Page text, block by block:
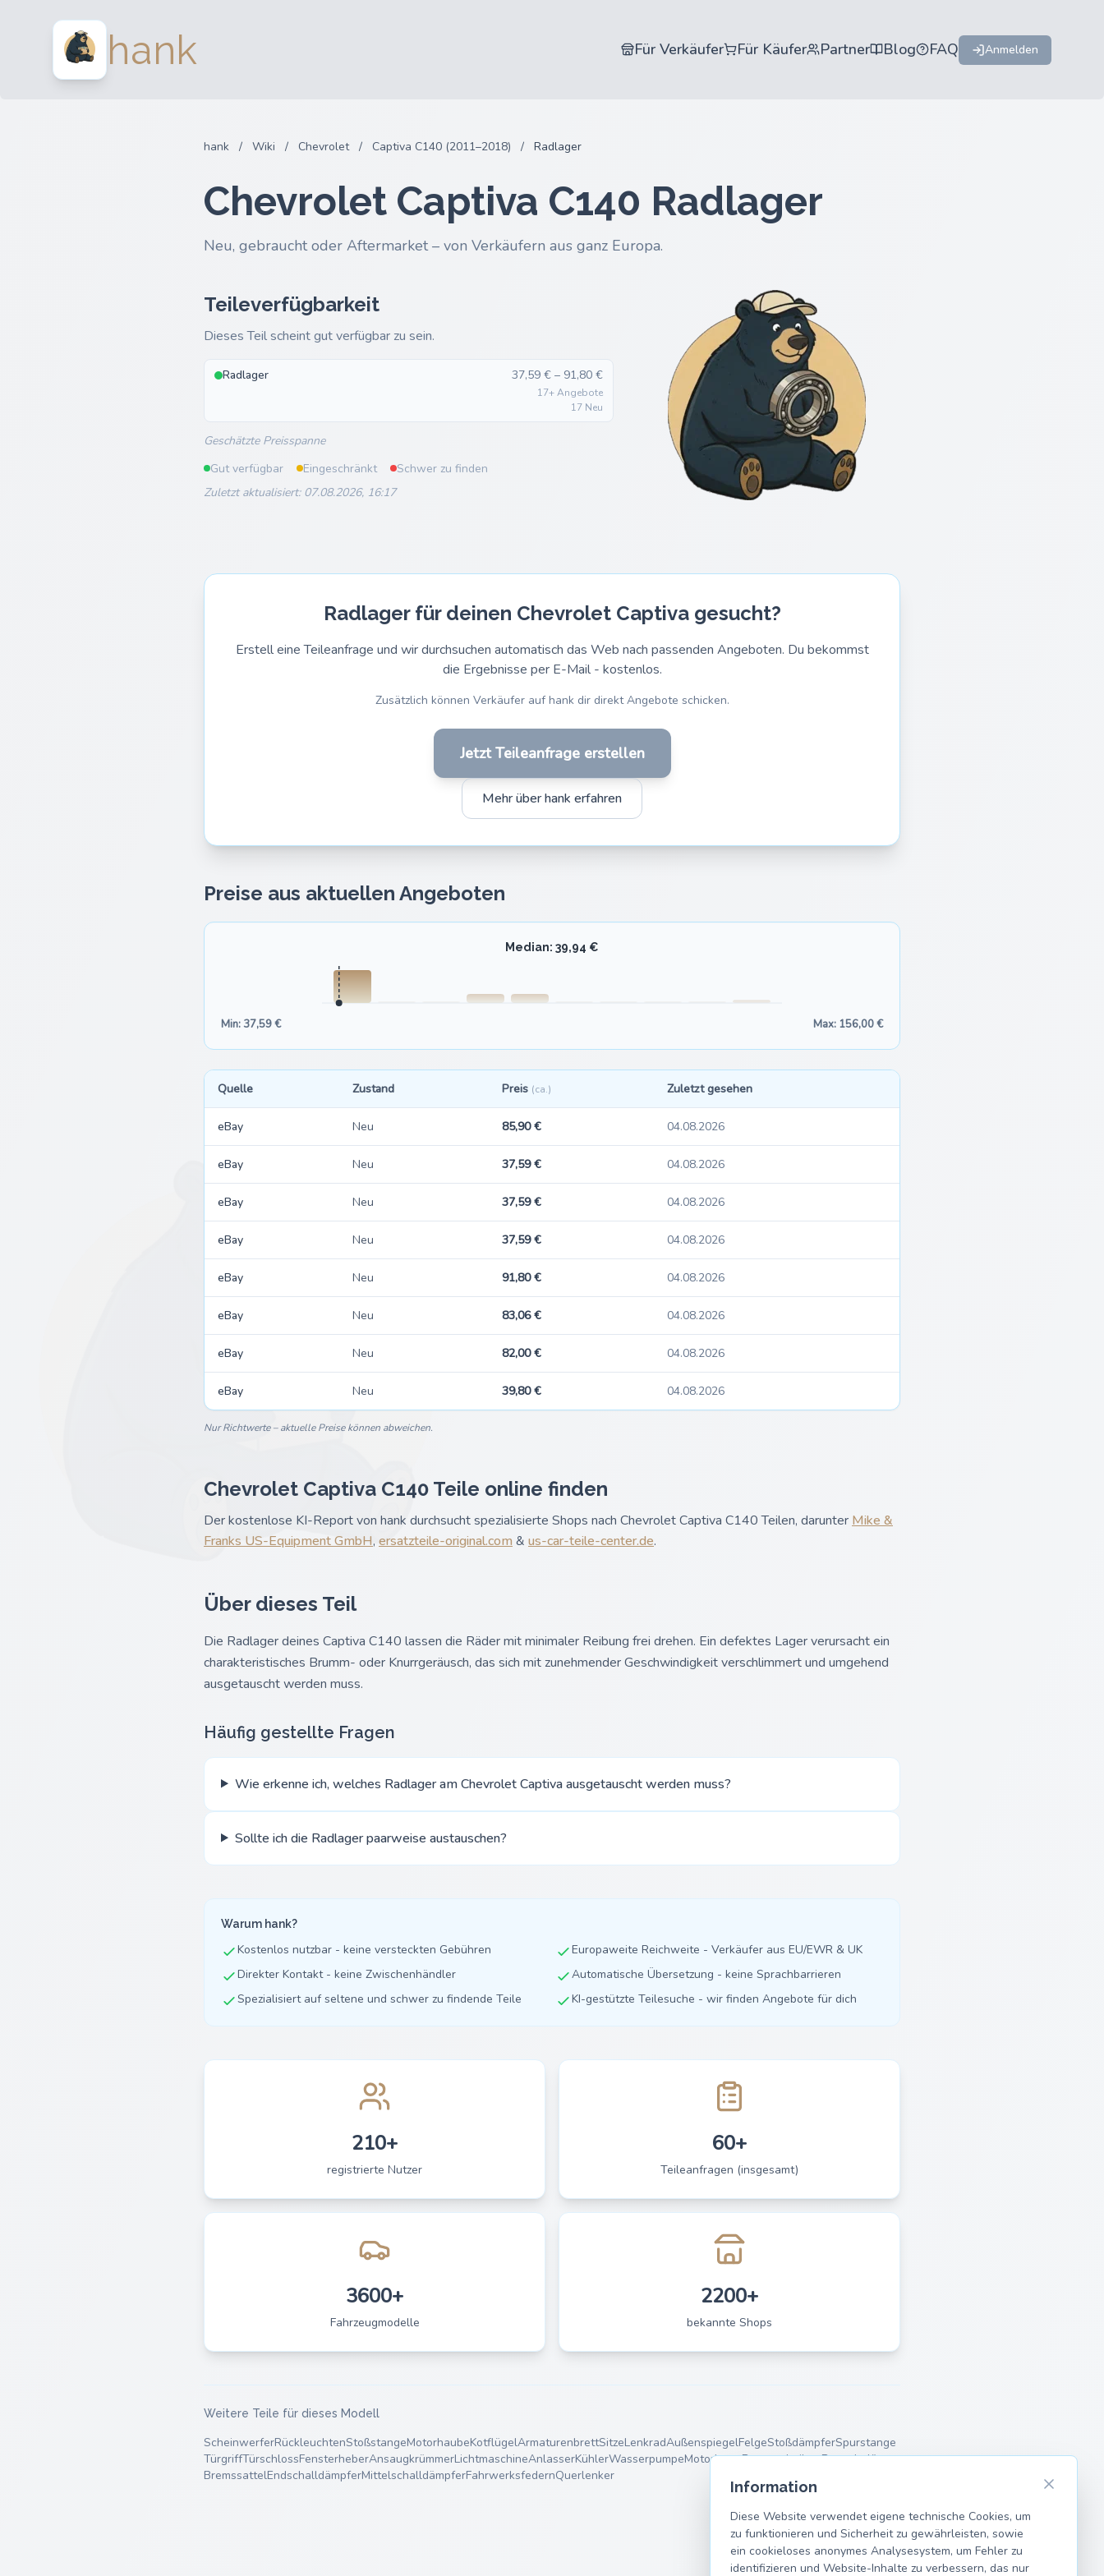
hank Für Verkäufer Für Käufer Partner Blog FAQ Anmelden
hank / Wiki / Chevrolet / Captiva C140 (2011–2018) / Radlager
Chevrolet Captiva C140 Radlager
Neu, gebraucht oder Aftermarket – von Verkäufern aus ganz Europa.
Teileverfügbarkeit
Dieses Teil scheint gut verfügbar zu sein.
Radlager 37,59 € – 91,80 €
17+ Angebote
17 Neu
Geschätzte Preisspanne
Gut verfügbar
Eingeschränkt
Schwer zu finden
Zuletzt aktualisiert: 07.08.2026, 16:17
Radlager für deinen Chevrolet Captiva gesucht?
Erstell eine Teileanfrage und wir durchsuchen automatisch das Web nach passenden Angeboten. Du bekommst
die Ergebnisse per E-Mail - kostenlos.
Zusätzlich können Verkäufer auf hank dir direkt Angebote schicken.
Jetzt Teileanfrage erstellen
Mehr über hank erfahren
Preise aus aktuellen Angeboten
Median: 39,94 €
Min: 37,59 € Max: 156,00 €
Quelle Zustand Preis (ca.) Zuletzt gesehen
eBay Neu 85,90 € 04.08.2026
eBay Neu 37,59 € 04.08.2026
eBay Neu 37,59 € 04.08.2026
eBay Neu 37,59 € 04.08.2026
eBay Neu 91,80 € 04.08.2026
eBay Neu 83,06 € 04.08.2026
eBay Neu 82,00 € 04.08.2026
eBay Neu 39,80 € 04.08.2026
Nur Richtwerte – aktuelle Preise können abweichen.
Chevrolet Captiva C140 Teile online finden
Der kostenlose KI-Report von hank durchsucht spezialisierte Shops nach Chevrolet Captiva C140 Teilen, darunter Mike &
Franks US-Equipment GmbH, ersatzteile-original.com & us-car-teile-center.de.
Über dieses Teil
Die Radlager deines Captiva C140 lassen die Räder mit minimaler Reibung frei drehen. Ein defektes Lager verursacht ein
charakteristisches Brumm- oder Knurrgeräusch, das sich mit zunehmender Geschwindigkeit verschlimmert und umgehend
ausgetauscht werden muss.
Häufig gestellte Fragen
Wie erkenne ich, welches Radlager am Chevrolet Captiva ausgetauscht werden muss?
Sollte ich die Radlager paarweise austauschen?
Warum hank?
Kostenlos nutzbar - keine versteckten Gebühren
Europaweite Reichweite - Verkäufer aus EU/EWR & UK
Direkter Kontakt - keine Zwischenhändler
Automatische Übersetzung - keine Sprachbarrieren
Spezialisiert auf seltene und schwer zu findende Teile
KI-gestützte Teilesuche - wir finden Angebote für dich
210+
registrierte Nutzer
60+
Teileanfragen (insgesamt)
3600+
Fahrzeugmodelle
2200+
bekannte Shops
Weitere Teile für dieses Modell
ScheinwerferRückleuchtenStoßstangeMotorhaubeKotflügelArmaturenbrettSitzeLenkradAußenspiegelFelgeStoßdämpferSpurstange
TürgriffTürschlossFensterheberAnsaugkrümmerLichtmaschineAnlasserKühlerWasserpumpeMotorlagerBremsscheibenBremsbeläge
BremssattelEndschalldämpferMittelschalldämpferFahrwerksfedernQuerlenker
Information
Diese Website verwendet eigene technische Cookies, um
zu funktionieren und Sicherheit zu gewährleisten, sowie
ein cookieloses anonymes Analysesystem, um Fehler zu
identifizieren und Website-Inhalte zu verbessern, das nur